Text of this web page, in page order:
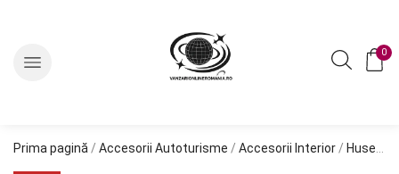
0
Prima pagină / Accesorii Autoturisme / Accesorii Interior / Huse Auto